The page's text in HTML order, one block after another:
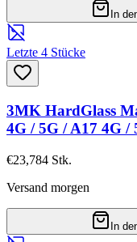
In
Letzte 4 Stücke
3MK HardGlass
4G / 5G / A17 4G /
€23,784 Stk.
Versand morgen
In